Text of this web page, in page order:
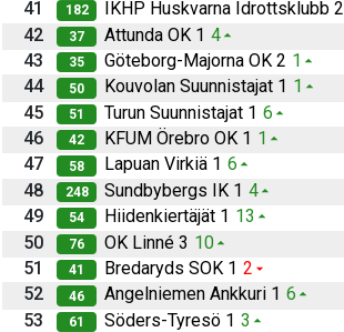
41
182 IKHP Huskvarna Idrottsklubb 2
42
37 Attunda OK 1 4
43
35 Göteborg-Majorna OK 2 1
44
50 Kouvolan Suunnistajat 1 1
45
51 Turun Suunnistajat 1 6
46
42 KFUM Örebro OK 1 1
47
58 Lapuan Virkiä 1 6
48
248 Sundbybergs IK 1 4
49
54 Hiidenkiertäjät 1 13
50
76 OK Linné 3 10
51
41 Bredaryds SOK 1 2
52
46 Angelniemen Ankkuri 1 6
53
61 Söders-Tyresö 1 3